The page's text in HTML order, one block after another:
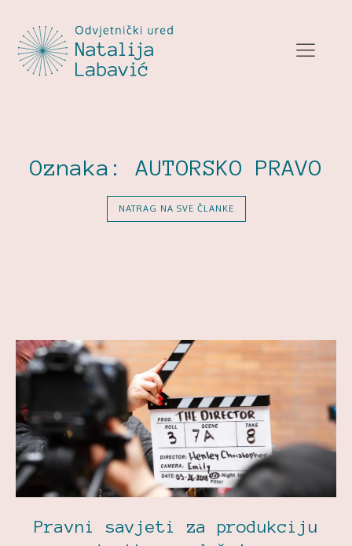
Oznaka:AUTORSKO PRAVO
NATRAG NA SVE ČLANKE
Pravni savjeti za produkciju